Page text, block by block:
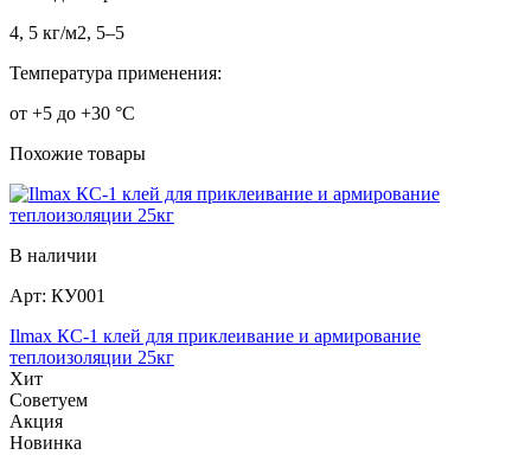
4, 5 кг/м2, 5–5
Температура применения:
от +5 до +30 °C
Похожие товары
В наличии
Арт: КУ001
Ilmax КС-1 клей для приклеивание и армирование
теплоизоляции 25кг
Хит
Советуем
Акция
Новинка